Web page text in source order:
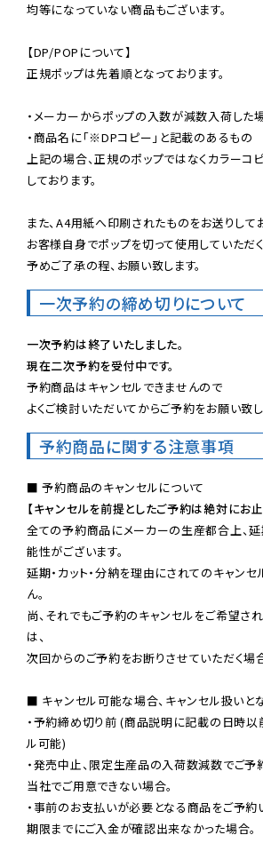
均等になっていない商品もございます。
【DP/POPについて】
正規ポップは先着順となっております。
・メーカーからポップの入数が減数入荷した
・商品名に「※DPコピー」と記載のあるもの
上記の場合、正規のポップではなくカラーコ
しております。
また、A4用紙へ印刷されたものをお送りして
お客様自身でポップを切って使用していただく
予めご了承の程、お願い致します。
一次予約の締め切りについて
一次予約は終了いたしました。
現在二次予約を受付中です。
予約商品はキャンセルできませんので
よくご検討いただいてからご予約をお願い致し
予約商品に関する注意事項
【キャンセルを前提としたご予約は絶対にお
全ての予約商品にメーカーの生産都合上、延
能性がございます。
延期・カット・分納を理由にされてのキャン
ん。
尚、それでもご予約のキャンセルをご希望さ
は、
次回からのご予約をお断りさせていただく場
■ キャンセル可能な場合、キャンセル扱いと
・予約締め切り前 (商品説明に記載の日時以
ル可能)
・発売中止、限定生産品の入荷数減数でご
当社でご用意できない場合。
・事前のお支払いが必要となる商品をご予約
期限までにご入金が確認出来なかった場合。